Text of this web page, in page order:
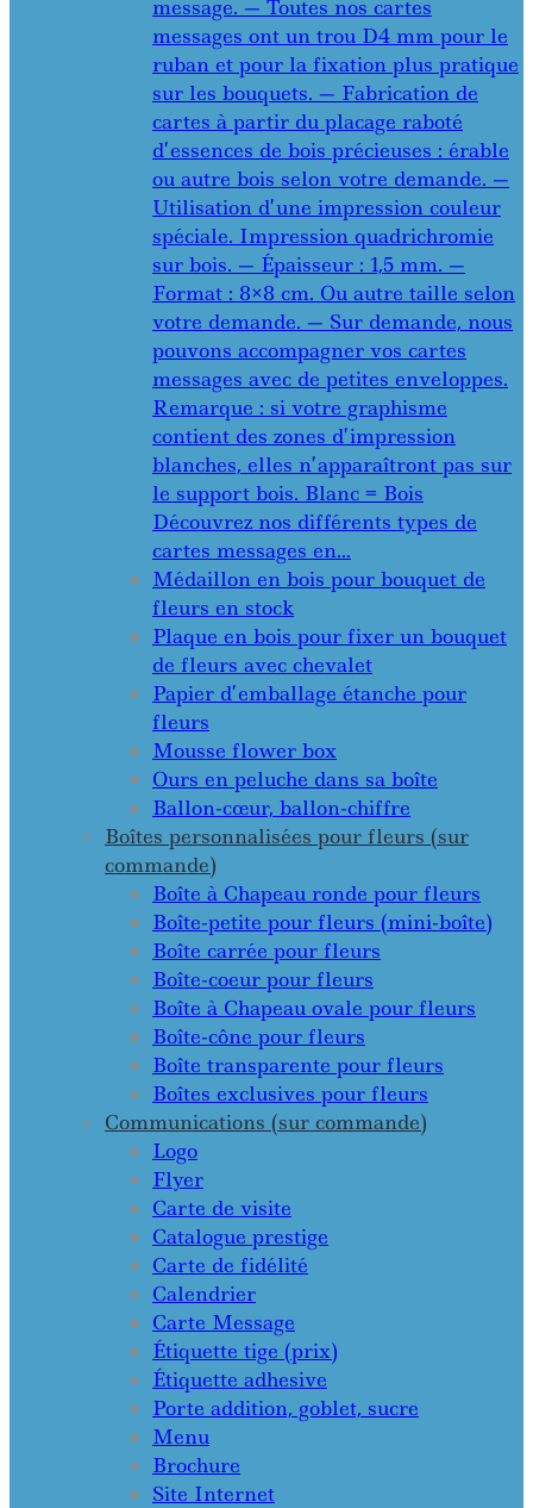
message. — Toutes nos cartes
messages ont un trou D4 mm pour le
ruban et pour la fixation plus pratique
sur les bouquets. — Fabrication de
cartes à partir du placage raboté
d’essences de bois précieuses : érable
ou autre bois selon votre demande. —
Utilisation d’une impression couleur
spéciale. Impression quadrichromie
sur bois. — Épaisseur : 1,5 mm. —
Format : 8×8 cm. Ou autre taille selon
votre demande. — Sur demande, nous
pouvons accompagner vos cartes
messages avec de petites enveloppes.
Remarque : si votre graphisme
contient des zones d’impression
blanches, elles n’apparaîtront pas sur
le support bois. Blanc = Bois
Découvrez nos différents types de
cartes messages en…
Médaillon en bois pour bouquet de
fleurs en stock
Plaque en bois pour fixer un bouquet
de fleurs avec chevalet
Papier d’emballage étanche pour
fleurs
Mousse flower box
Ours en peluche dans sa boîte
Ballon-cœur, ballon-chiffre
Boîtes personnalisées pour fleurs (sur
commande)
Boîte à Chapeau ronde pour fleurs
Boîte-petite pour fleurs (mini-boîte)
Boîte carrée pour fleurs
Boîte-coeur pour fleurs
Boîte à Chapeau ovale pour fleurs
Boîte-cône pour fleurs
Boîte transparente pour fleurs
Boîtes exclusives pour fleurs
Communications (sur commande)
Logo
Flyer
Carte de visite
Catalogue prestige
Carte de fidélité
Calendrier
Carte Message
Étiquette tige (prix)
Étiquette adhesive
Porte addition, goblet, sucre
Menu
Brochure
Site Internet